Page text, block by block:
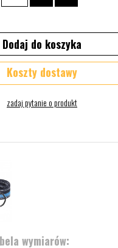
Dodaj do koszyka
Koszty dostawy
wymiarów: